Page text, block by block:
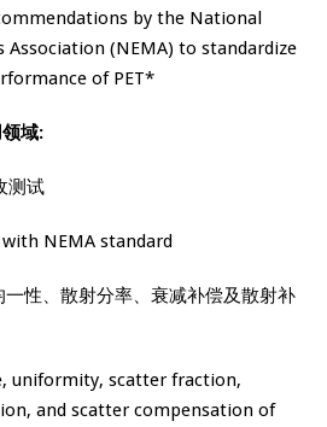
by the National
Association (NEMA) to standardize
of PET*
域:
测试
NEMA standard
一性、散射分率、衰减补偿及散射补
uniformity, scatter fraction,
and scatter compensation of